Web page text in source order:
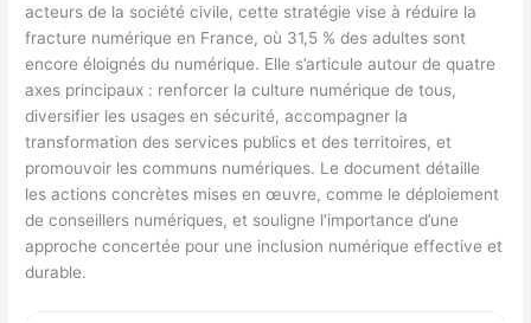
acteurs de la société civile, cette stratégie vise à réduire la
fracture numérique en France, où 31,5 % des adultes sont
encore éloignés du numérique. Elle s’articule autour de quatre
axes principaux : renforcer la culture numérique de tous,
diversifier les usages en sécurité, accompagner la
transformation des services publics et des territoires, et
promouvoir les communs numériques. Le document détaille
les actions concrètes mises en œuvre, comme le déploiement
de conseillers numériques, et souligne l’importance d’une
approche concertée pour une inclusion numérique effective et
durable.